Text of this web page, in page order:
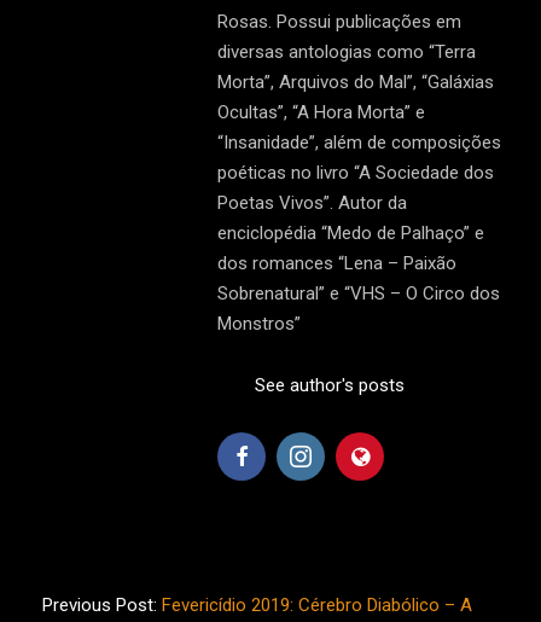
Rosas. Possui publicações em
diversas antologias como “Terra
Morta”, Arquivos do Mal”, “Galáxias
Ocultas”, “A Hora Morta” e
“Insanidade”, além de composições
poéticas no livro “A Sociedade dos
Poetas Vivos”. Autor da
enciclopédia “Medo de Palhaço” e
dos romances “Lena – Paixão
Sobrenatural” e “VHS – O Circo dos
Monstros”
See author's posts
02-
Previous Post: Fevericídio 2019: Cérebro Diabólico – A